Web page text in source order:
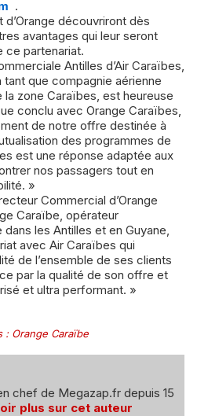
.
d’Orange découvriront dès
avantages qui leur seront
ce partenariat.
Antilles d’Air Caraïbes,
que compagnie aérienne
zone Caraïbes, est heureuse
conclu avec Orange Caraïbes,
de notre offre destinée à
des programmes de
est une réponse adaptée aux
nos passagers tout en
»
Commercial d’Orange
Caraïbe, opérateur
les Antilles et en Guyane,
avec Air Caraïbes qui
de l’ensemble de ses clients
par la qualité de son offre et
et ultra performant. »
: Orange Caraïbe
chef de Megazap.fr depuis 15
plus sur cet auteur